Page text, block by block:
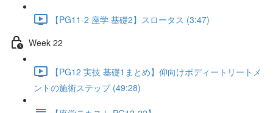
【PG11-2 座学 基礎2】スロータス (3:47)
Week 22
【PG12 実技 基礎1まとめ】仰向けボディートリートメ
ントの施術ステップ (49:28)